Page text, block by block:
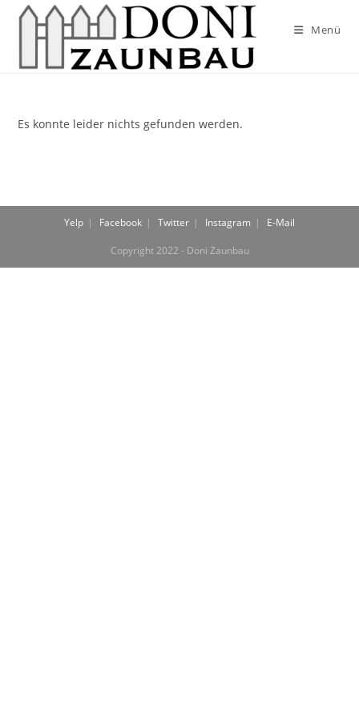
Zum
Menü
Es konnte leider nichts gefunden werden.
Yelp Facebook Twitter Instagram E-Mail
Copyright 2022 - Doni Zaunbau